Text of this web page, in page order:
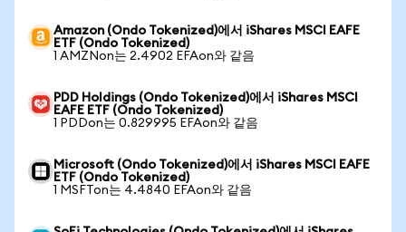
Amazon (Ondo Tokenized)에서 iShares MSCI EAFE
ETF (Ondo Tokenized)
1 AMZNon는 2.4902 EFAon와 같음
PDD Holdings (Ondo Tokenized)에서 iShares MSCI
EAFE ETF (Ondo Tokenized)
1 PDDon는 0.829995 EFAon와 같음
Microsoft (Ondo Tokenized)에서 iShares MSCI EAFE
ETF (Ondo Tokenized)
1 MSFTon는 4.4840 EFAon와 같음